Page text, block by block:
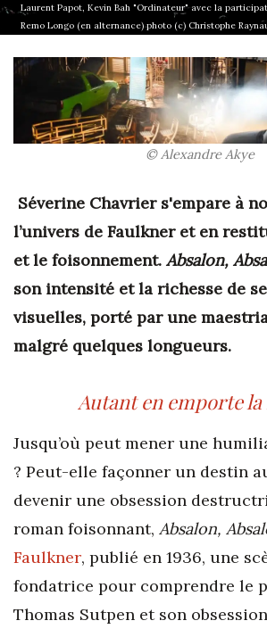
Laurent Papot, Kevin Bah "Ordinateur" avec la
Remo Longo (en alternance) photo (c) Christophe
© Alexandre Akye
Séverine Chavrier s'empare à
l’univers de Faulkner et en
et le foisonnement. Absalon,
son intensité et la richesse de
visuelles, porté par une
malgré quelques longueurs.
Autant en emporte
Jusqu’où peut mener une
? Peut-elle façonner un destin
devenir une obsession
roman foisonnant, Absalon,
Faulkner, publié en 1936, une
fondatrice pour comprendre le
Thomas Sutpen et son